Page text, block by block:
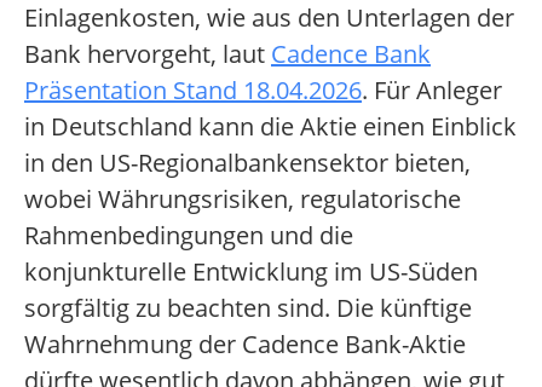
Einlagenkosten, wie aus den Unterlagen der
Bank hervorgeht, laut Cadence Bank
Präsentation Stand 18.04.2026. Für Anleger
in Deutschland kann die Aktie einen Einblick
in den US-Regionalbankensektor bieten,
wobei Währungsrisiken, regulatorische
Rahmenbedingungen und die
konjunkturelle Entwicklung im US-Süden
sorgfältig zu beachten sind. Die künftige
Wahrnehmung der Cadence Bank-Aktie